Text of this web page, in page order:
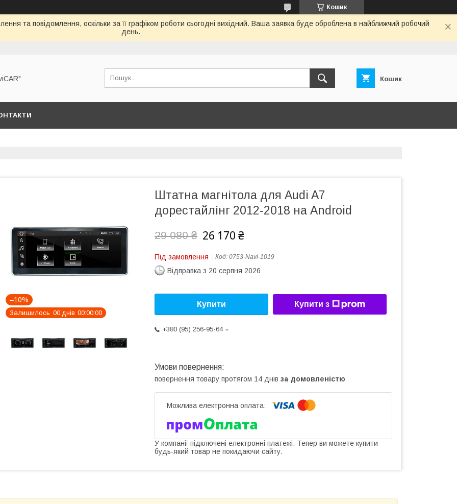
Кошик
та повідомлення, оскільки за її графіком роботи сьогодні вихідний. Ваша заявка буде оброблена в найближчий робочий
день.
Кошик
–10%
Залишилось 00 днів 00 00 00
Штатна магнітола для Audi A7
дорестайлінг 2012-2018 на Android
29 080 ₴ 26 170 ₴
Під замовлення Код: 0753-Navi-1019
Відправка з 20 серпня 2026
Купити Купити з
+380 (95) 256-95-64
повернення товару протягом 14 днів за домовленістю
У компанії підключені електронні платежі. Тепер ви можете купити
будь-який товар не покидаючи сайту.